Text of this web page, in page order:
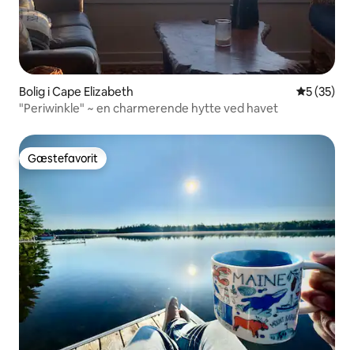
Bolig i Cape Elizabeth 5 ud af 5 i
5 (35)
"Periwinkle" ~ en charmerende hytte ved havet
Gæstefavorit
Gæstefavorit